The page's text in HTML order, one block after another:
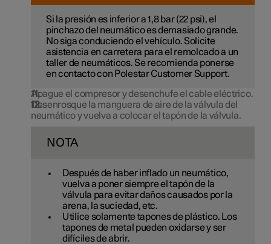
Si la presión es inferior a1,8 bar(22 psi), el
pinchazo del neumático es demasiado grande.
No siga conduciendo el vehículo. Solicite
asistencia en carretera para el remolcado a un
taller de neumáticos. Se recomienda ponerse
en contacto con Polestar Customer Support.
Apague el compresor y desenchufe el cable eléctrico.
Desenrosque la manguera de aire de la válvula del
neumático y vuelva a colocar el tapón de la válvula.
NOTA
Después de haber inflado un neumático,
vuelva a poner siempre el tapón de la
válvula para evitar daños causados por la
arena, la suciedad, etc.
Utilice solamente tapones de plástico. Los
tapones de metal pueden oxidarse y ser
difíciles de abrir.